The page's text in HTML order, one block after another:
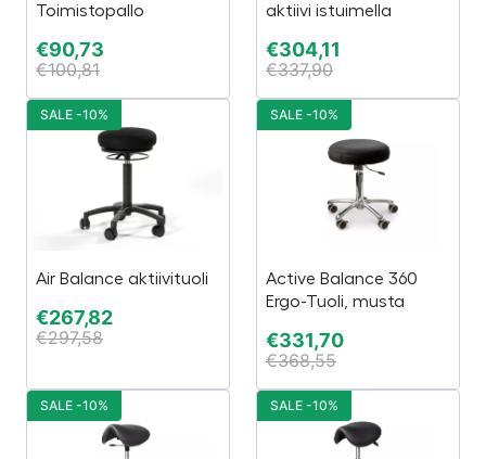
Toimistopallo
€90,73
€100,81
aktiivi istuimella
€304,11
€337,90
Air Balance aktiivituoli
€267,82
€297,58
SALE -10%
Active Balance 360
Ergo-Tuoli, musta
€331,70
€368,55
SALE -10%
SALE -10% SALE -10%